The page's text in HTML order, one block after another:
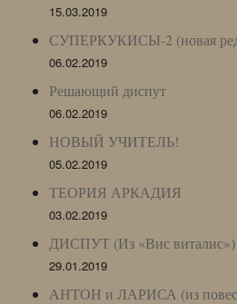
15.03.2019
СУПЕРКУКИСЫ-2 (новая
06.02.2019
Решающий диспут
06.02.2019
НОВЫЙ УЧИТЕЛЬ!
05.02.2019
ТЕОРИЯ АРКАДИЯ
03.02.2019
ДИСПУТ (Из «Вис виталис»)
29.01.2019
АНТОН и ЛАРИСА (из